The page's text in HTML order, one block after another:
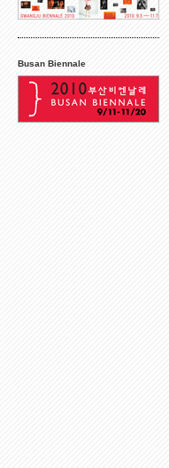
Busan Biennale